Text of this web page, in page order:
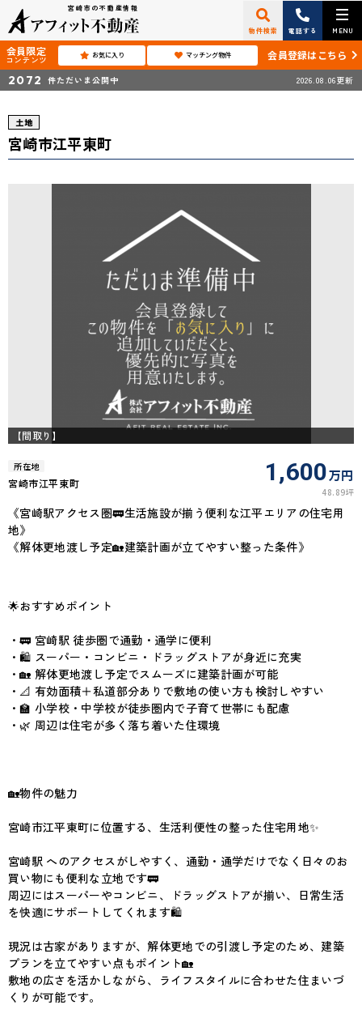
宮崎市の不動産情報
物件検索 電話する MENU
会員限定
コンテンツ お気に入り マッチング物件 会員登録はこちら
2072 件ただいま公開中 2026.08.06更新
土地
宮崎市江平東町
【間取り】
所在地
宮崎市江平東町 1,600万円
48.89坪
《宮崎駅アクセス圏🚃生活施設が揃う便利な江平エリアの住宅用
地》
《解体更地渡し予定🏡建築計画が立てやすい整った条件》
🌟おすすめポイント
・🚃 宮崎駅 徒歩圏で通勤・通学に便利
・🛍 スーパー・コンビニ・ドラッグストアが身近に充実
・🏡 解体更地渡し予定でスムーズに建築計画が可能
・📐 有効面積＋私道部分ありで敷地の使い方も検討しやすい
・🏫 小学校・中学校が徒歩圏内で子育て世帯にも配慮
・🌿 周辺は住宅が多く落ち着いた住環境
🏡物件の魅力
宮崎市江平東町に位置する、生活利便性の整った住宅用地✨
宮崎駅 へのアクセスがしやすく、通勤・通学だけでなく日々のお
買い物にも便利な立地です🚃
周辺にはスーパーやコンビニ、ドラッグストアが揃い、日常生活
を快適にサポートしてくれます🛍
現況は古家がありますが、解体更地での引渡し予定のため、建築
プランを立てやすい点もポイント🏡
敷地の広さを活かしながら、ライフスタイルに合わせた住まいづ
くりが可能です。